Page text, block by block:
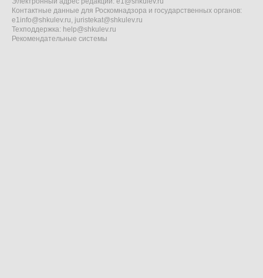
Контактные данные для Роскомнадзора и государственных органов:
e1info@shkulev.ru, juristekat@shkulev.ru
Техподдержка: help@shkulev.ru
Рекомендательные системы